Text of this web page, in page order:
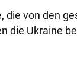
die von den
die Ukraine